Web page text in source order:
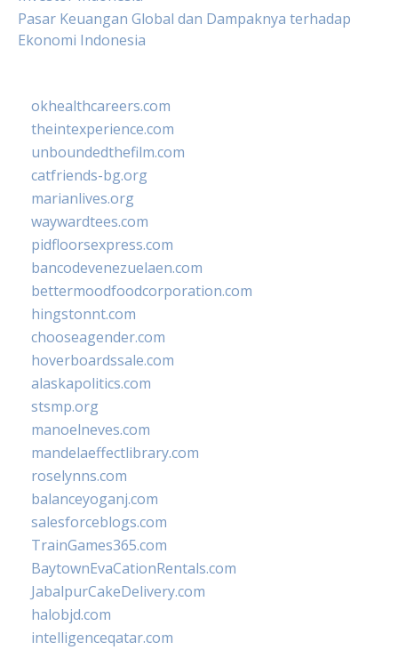
Pasar Keuangan Global dan Dampaknya terhadap
Ekonomi Indonesia
okhealthcareers.com
theintexperience.com
unboundedthefilm.com
catfriends-bg.org
marianlives.org
waywardtees.com
pidfloorsexpress.com
bancodevenezuelaen.com
bettermoodfoodcorporation.com
hingstonnt.com
chooseagender.com
hoverboardssale.com
alaskapolitics.com
stsmp.org
manoelneves.com
mandelaeffectlibrary.com
roselynns.com
balanceyoganj.com
salesforceblogs.com
TrainGames365.com
BaytownEvaCationRentals.com
JabalpurCakeDelivery.com
halobjd.com
intelligenceqatar.com